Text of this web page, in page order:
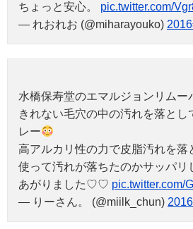
ちょっと安心。 pic.twitter.com/
— れおれお (@miharayouko)
水橋保寿堂のエマルジョンリムー
きれない毛穴の中の汚れを落とし
レー
高アルカリ性の力で皮脂汚れを落
使って汚れが落ちたのかサッパリ
あがりました♡♡ pic.twitter.com/
— りーさん。 (@miilk_chun)